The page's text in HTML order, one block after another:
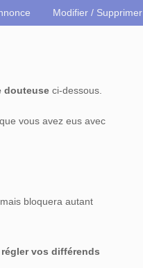
Modifier / Supprimer
douteuse ci-dessous.
vous avez eus avec
bloquera autant
vos différends